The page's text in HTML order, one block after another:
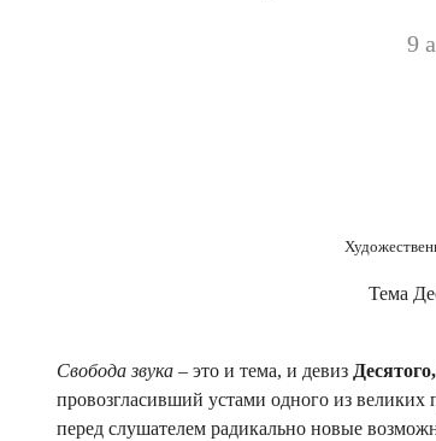
9
Тема
Свобода звука – это и тема, и девиз
провозгласивший устами одного из
перед слушателем радикально новые